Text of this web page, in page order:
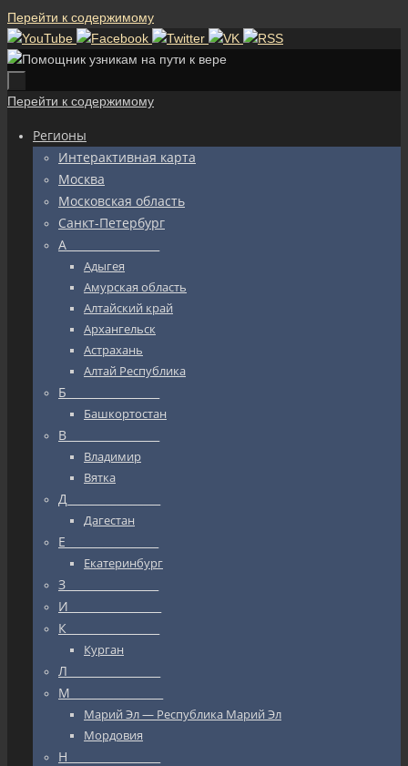
Перейти к содержимому
Перейти к содержимому
Регионы
Интерактивная карта
Москва
Московская область
Санкт-Петербург
А_________________
Адыгея
Амурская область
Алтайский край
Архангельск
Астрахань
Алтай Республика
Б_________________
Башкортостан
В_________________
Владимир
Вятка
Д_________________
Дагестан
Е_________________
Екатеринбург
З_________________
И_________________
К_________________
Курган
Л_________________
М_________________
Марий Эл — Республика Марий Эл
Мордовия
Н_________________